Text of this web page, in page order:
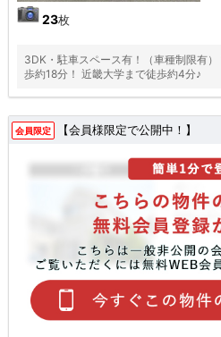
23枚
3DK・駐車スペース有！（車種制限有
歩約18分！ 近畿大学まで徒歩約4分♪
会員限定 【会員様限定で公開中！】